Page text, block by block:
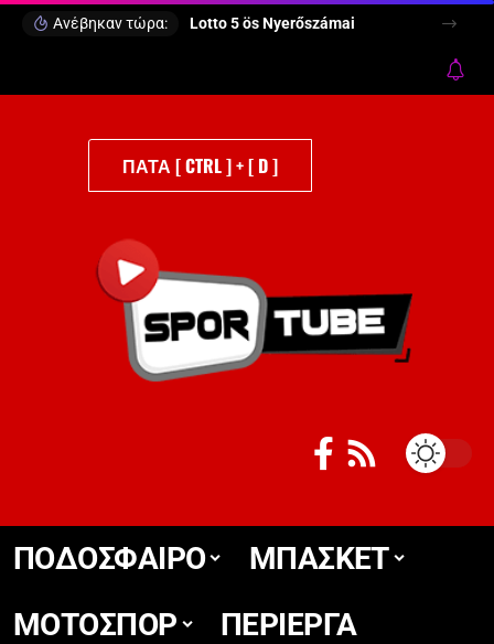
Ανέβηκαν τώρα: Lotto 5 ös Nyerőszámai
ΠΑΤΑ [ CTRL ] + [ D ]
ΠΟΔΟΣΦΑΙΡΟ
ΜΠΑΣΚΕΤ
ΜΟΤΟΣΠΟΡ
ΠΕΡΙΕΡΓΑ